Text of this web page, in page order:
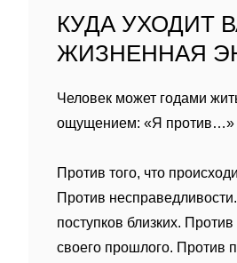
КУДА УХОДИТ
ЖИЗНЕННАЯ
Человек может годами
ощущением: «Я против…»
Против того, что
Против
поступков близких.
своего прошлого. Против